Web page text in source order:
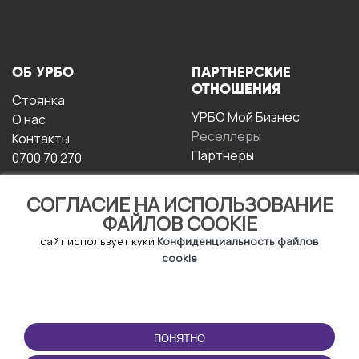
СОГЛАСИЕ НА ИСПОЛЬЗОВАНИЕ
ФАЙЛОВ COOKIE
сайт использует куки Конфиденциальность файлов
cookie
ПОНЯТНО
ОБ УРБО
Стоянка
О нас
Контакты
0700 70 270
ПАРТНЕРСКИЕ
ОТНОШЕНИЯ
УРБО Мой Бизнес
Реселлеры
Партнеры
ЭКСПЛУАТАЦИИ
Условия и положения
ПРИЛОЖЕНИЕ